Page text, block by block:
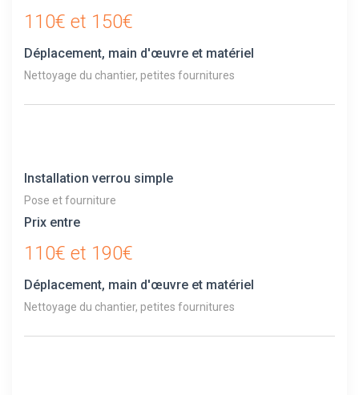
110€ et 150€
Déplacement, main d'œuvre et matériel
Nettoyage du chantier, petites fournitures
Installation verrou simple
Pose et fourniture
Prix entre
110€ et 190€
Déplacement, main d'œuvre et matériel
Nettoyage du chantier, petites fournitures